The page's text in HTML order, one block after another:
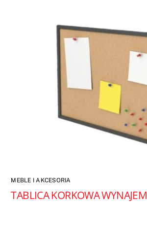
MEBLE I AKCESORIA
TABLICA KORKOWA WYNAJEM